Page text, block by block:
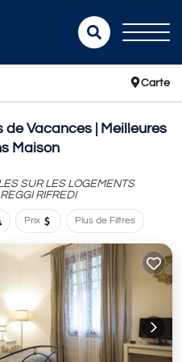
Carte
Vacances | Meilleures
Maison
SUR LES LOGEMENTS
RIFREDI
Prix Plus de Filtres